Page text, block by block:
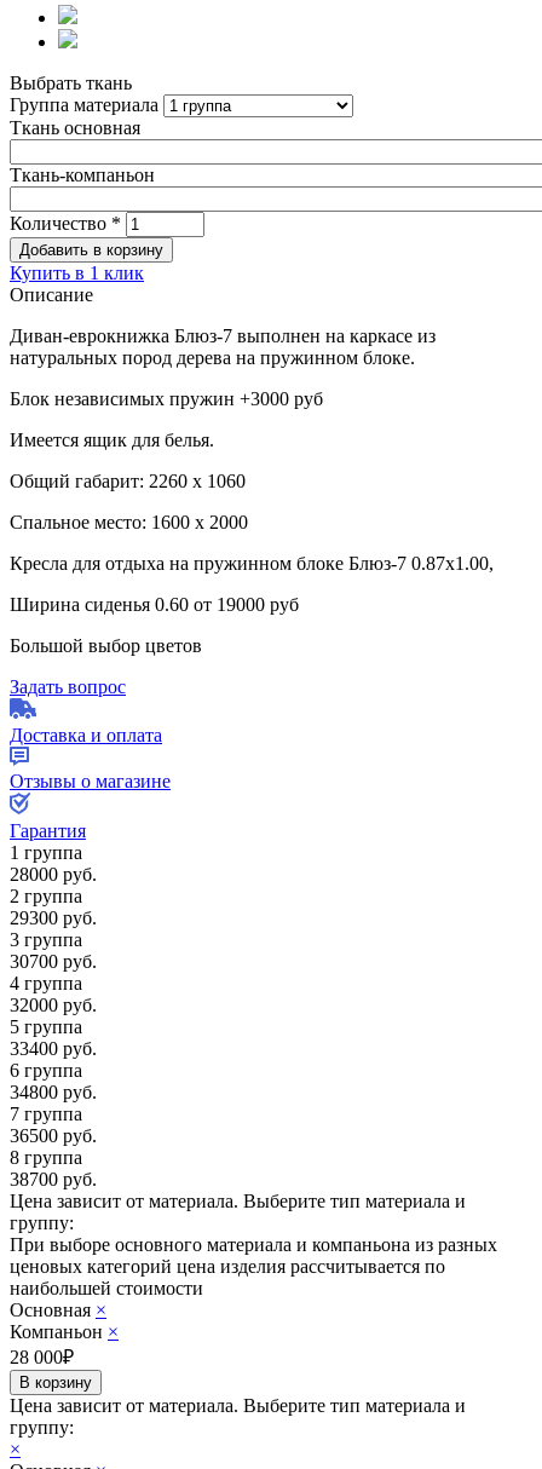
Выбрать ткань
Группа материала
Ткань основная
Ткань-компаньон
Количество *
Купить в 1 клик
Описание
Диван-еврокнижка Блюз-7 выполнен на каркасе из
натуральных пород дерева на пружинном блоке.
Блок независимых пружин +3000 руб
Имеется ящик для белья.
Общий габарит: 2260 х 1060
Спальное место: 1600 х 2000
Кресла для отдыха на пружинном блоке Блюз-7 0.87х1.00,
Ширина сиденья 0.60 от 19000 руб
Большой выбор цветов
Задать вопрос
Доставка и оплата
Отзывы о магазине
Гарантия
1 группа
28000 руб.
2 группа
29300 руб.
3 группа
30700 руб.
4 группа
32000 руб.
5 группа
33400 руб.
6 группа
34800 руб.
7 группа
36500 руб.
8 группа
38700 руб.
Цена зависит от материала. Выберите тип материала и
группу:
При выборе основного материала и компаньона из разных
ценовых категорий цена изделия рассчитывается по
наибольшей стоимости
Основная ×
Компаньон ×
28 000₽
Цена зависит от материала. Выберите тип материала и
группу:
×